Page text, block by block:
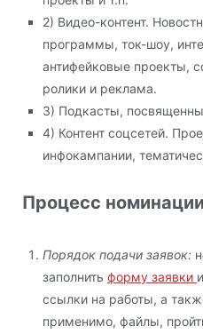
2) Видео-контент.
программы, ток-шоу,
антифейковые проекты,
ролики и реклама.
3) Подкасты,
4) Контент соцсетей.
инфокампании,
Процесс номинации
Порядок подачи заявок:
заполнитьформу заявки
ссылки на работы, а
применимо, файлы,